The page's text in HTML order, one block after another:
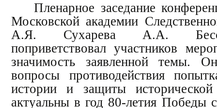
Пленарное заседание
Московской академии
А.Я. Сухарева А.А.
поприветствовал участников
значимость заявленной темы.
вопросы противодействия
истории и защиты
актуальны в год 80-летия Победы